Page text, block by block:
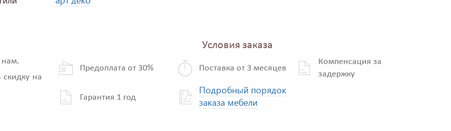
нам.
на
Условия заказа
Предоплата от 30% Поставка от 3 месяцев
Компенсация за
задержку
Гарантия 1 год
Подробный порядок
заказа мебели